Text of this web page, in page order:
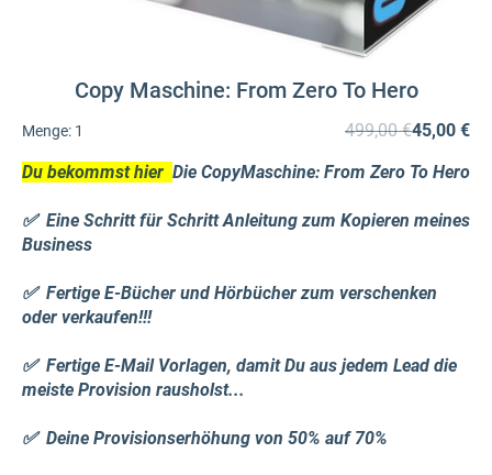
Copy Maschine: From Zero To Hero
Menge: 1 499,00 €45,00 €
Du bekommst hier Die CopyMaschine: From Zero To Hero
✅ Eine Schritt für Schritt Anleitung zum Kopieren meines
Business
✅ Fertige E-Bücher und Hörbücher zum verschenken
oder verkaufen!!!
✅ Fertige E-Mail Vorlagen, damit Du aus jedem Lead die
meiste Provision rausholst...
✅ Deine Provisionserhöhung von 50% auf 70%